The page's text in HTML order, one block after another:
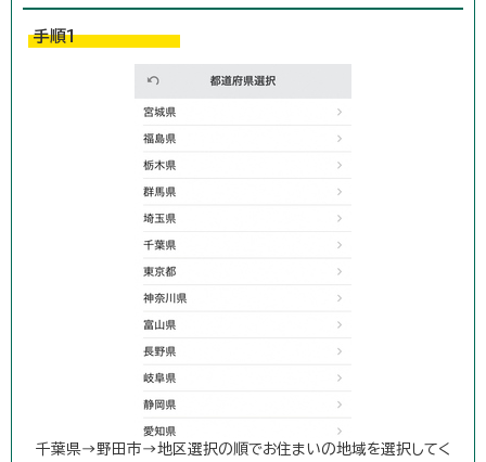
手順1
千葉県→野田市→地区選択の順でお住まいの地域を選択してく